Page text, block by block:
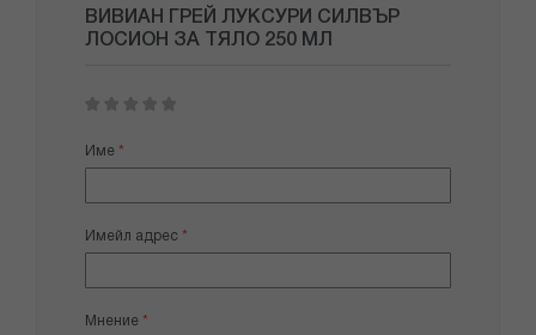
ВИВИАН ГРЕЙ ЛУКСУРИ СИЛВЪР
ЛОСИОН ЗА ТЯЛО 250 МЛ
star
stars
stars
stars
stars
Име
Имейл адрес
Мнение